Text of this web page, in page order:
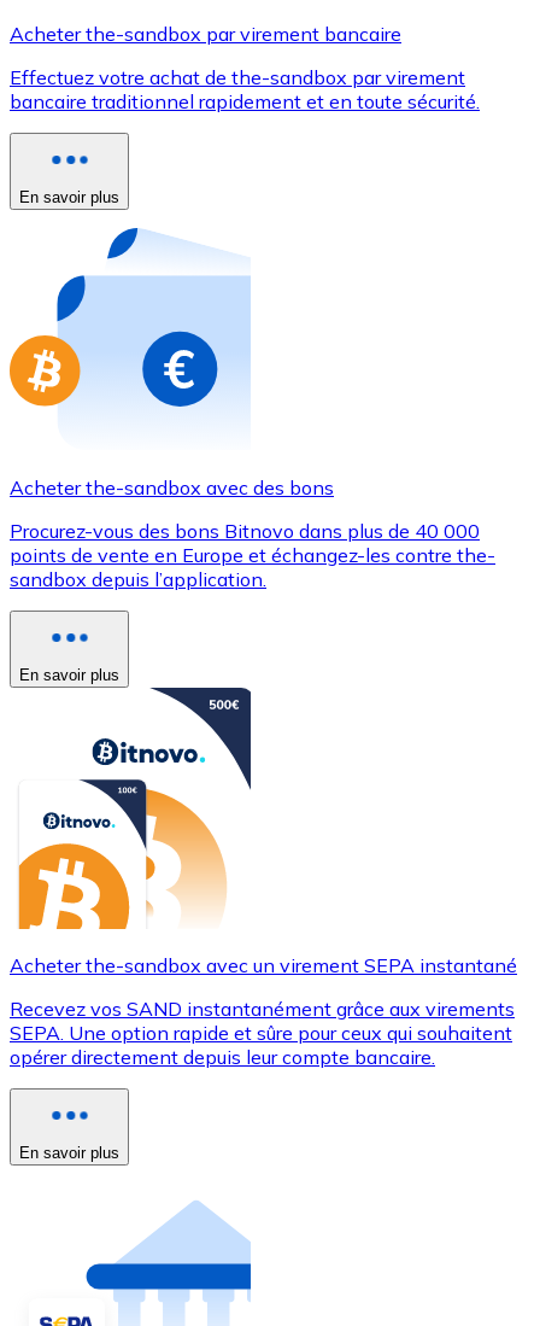
Utilisez les cartes Visa et Mastercard pour acheter
Acheter avec carte
Nouveau
Achetez des cartes-cadeaux de vos marques
Aller à la boutique de cartes-cadeaux
Acheter the-sandbox par virement bancaire
Effectuez votre achat de the-sandbox par virement
bancaire traditionnel rapidement et en toute sécurité.
En savoir plus
Acheter the-sandbox avec des bons
Procurez-vous des bons Bitnovo dans plus de 40 000
points de vente en Europe et échangez-les contre the-
sandbox depuis l’application.
En savoir plus
Acheter the-sandbox avec un virement SEPA instantané
Recevez vos SAND instantanément grâce aux virements
SEPA. Une option rapide et sûre pour ceux qui souhaitent
opérer directement depuis leur compte bancaire.
En savoir plus